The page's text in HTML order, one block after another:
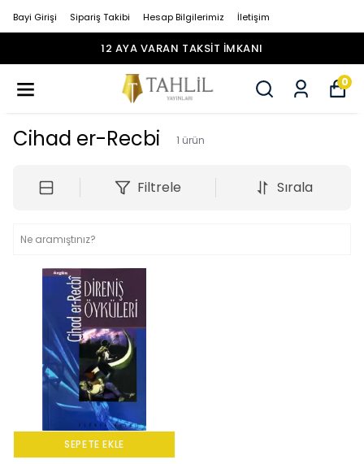
Bayi Girişi Sipariş Takibi Hesap Bilgilerimiz İletişim
12 AYA VARAN TAKSİT İMKANI
0
Cihad er-Recbi 1 ürün
Filtrele Sırala
SEPETE EKLE